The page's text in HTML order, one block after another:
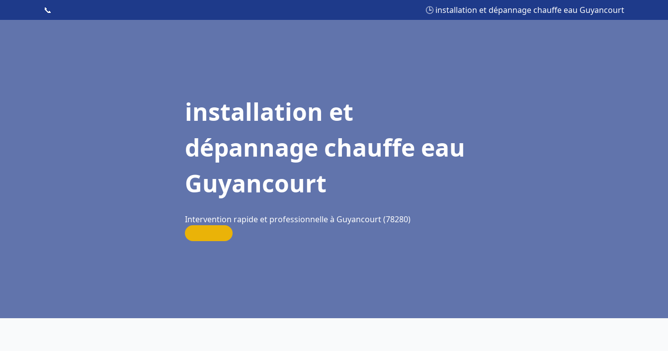
📞 🕒 installation et dépannage chauffe eau Guyancourt
installation et
dépannage chauffe eau
Guyancourt
Intervention rapide et professionnelle à Guyancourt (78280)